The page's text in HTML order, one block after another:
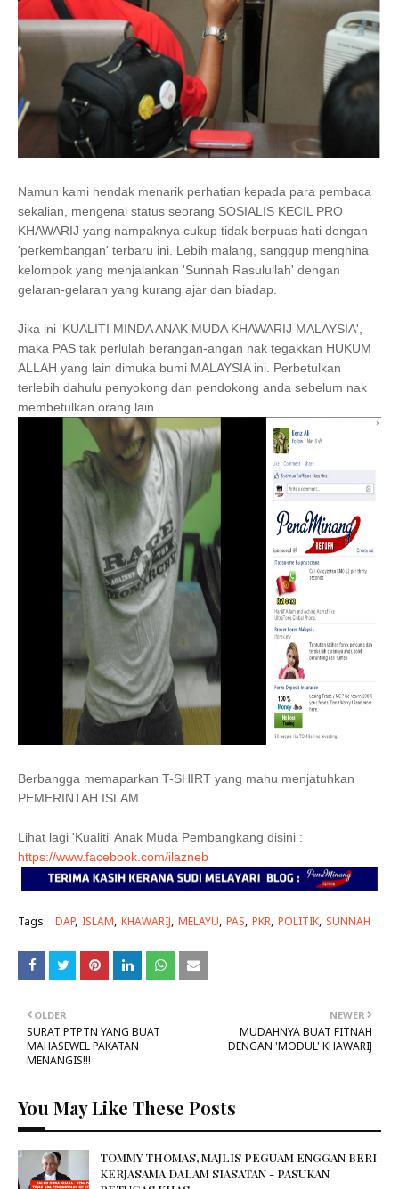
Namun kami hendak menarik perhatian kepada para pembaca
sekalian, mengenai status seorang SOSIALIS KECIL PRO
KHAWARIJ yang nampaknya cukup tidak berpuas hati dengan
'perkembangan' terbaru ini. Lebih malang, sanggup menghina
kelompok yang menjalankan 'Sunnah Rasulullah' dengan
gelaran-gelaran yang kurang ajar dan biadap.
Jika ini 'KUALITI MINDA ANAK MUDA KHAWARIJ MALAYSIA',
maka PAS tak perlulah berangan-angan nak tegakkan HUKUM
ALLAH yang lain dimuka bumi MALAYSIA ini. Perbetulkan
terlebih dahulu penyokong dan pendokong anda sebelum nak
membetulkan orang lain.
Berbangga memaparkan T-SHIRT yang mahu menjatuhkan
PEMERINTAH ISLAM.
Lihat lagi 'Kualiti' Anak Muda Pembangkang disini :
https://www.facebook.com/ilazneb
Tags: DAP ISLAM KHAWARIJ MELAYU PAS PKR POLITIK SUNNAH
NEWER
MUDAHNYA BUAT FITNAH
DENGAN 'MODUL' KHAWARIJ
OLDER
SURAT PTPTN YANG BUAT
MAHASEWEL PAKATAN
MENANGIS!!!
You May Like These Posts
TOMMY THOMAS, MAJLIS PEGUAM ENGGAN BERI
KERJASAMA DALAM SIASATAN - PASUKAN